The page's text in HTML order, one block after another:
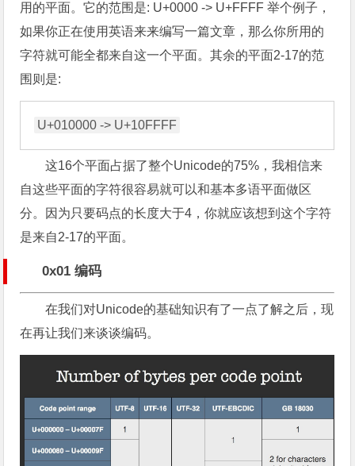
用的平面。它的范围是: U+0000 -> U+FFFF 举个例子，
如果你正在使用英语来来编写一篇文章，那么你所用的
字符就可能全都来自这一个平面。其余的平面2-17的范
围则是:
这16个平面占据了整个Unicode的75%，我相信来
自这些平面的字符很容易就可以和基本多语平面做区
分。因为只要码点的长度大于4，你就应该想到这个字符
是来自2-17的平面。
0x01 编码
在我们对Unicode的基础知识有了一点了解之后，现
在再让我们来谈谈编码。